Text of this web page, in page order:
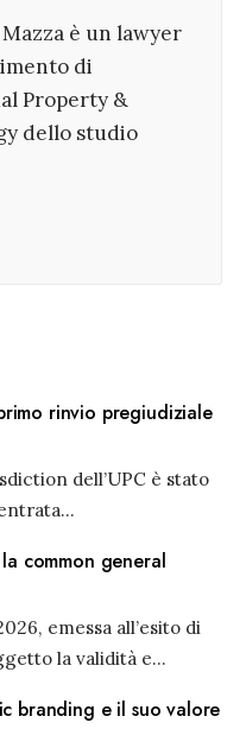
è un lawyer
di
Property &
dello studio
rinvio pregiudiziale
dell’UPC è stato
...
common general
emessa all’esito di
la validità e...
branding e il suo valore